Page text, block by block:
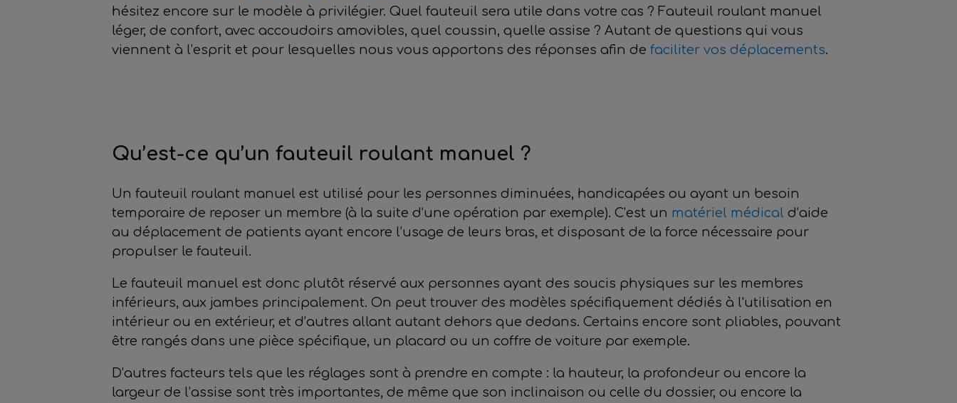
hésitez encore sur le modèle à privilégier. Quel fauteuil sera utile dans votre cas ? Fauteuil roulant manuel
léger, de confort, avec accoudoirs amovibles, quel coussin, quelle assise ? Autant de questions qui vous
viennent à l’esprit et pour lesquelles nous vous apportons des réponses afin de faciliter vos déplacements.
Qu’est-ce qu’un fauteuil roulant manuel ?
Un fauteuil roulant manuel est utilisé pour les personnes diminuées, handicapées ou ayant un besoin
temporaire de reposer un membre (à la suite d’une opération par exemple). C’est un matériel médical d’aide
au déplacement de patients ayant encore l’usage de leurs bras, et disposant de la force nécessaire pour
propulser le fauteuil.
Le fauteuil manuel est donc plutôt réservé aux personnes ayant des soucis physiques sur les membres
inférieurs, aux jambes principalement. On peut trouver des modèles spécifiquement dédiés à l'utilisation en
intérieur ou en extérieur, et d’autres allant autant dehors que dedans. Certains encore sont pliables, pouvant
être rangés dans une pièce spécifique, un placard ou un coffre de voiture par exemple.
D’autres facteurs tels que les réglages sont à prendre en compte : la hauteur, la profondeur ou encore la
largeur de l’assise sont très importantes, de même que son inclinaison ou celle du dossier, ou encore la